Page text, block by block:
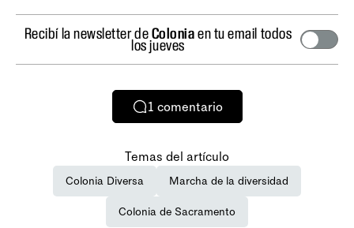
Recibí la newsletter deColoniaen tu email todos
los jueves
1 comentario
Temas del artículo
Colonia Diversa Marcha de la diversidad
Colonia de Sacramento